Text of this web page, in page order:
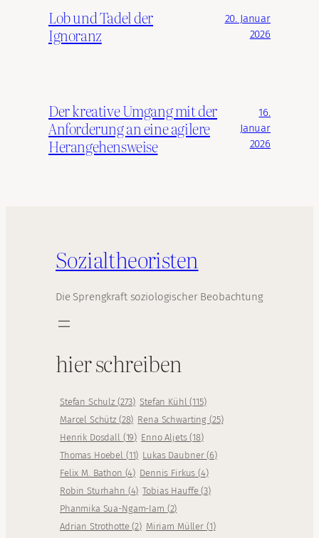
Lob und Tadel der
Ignoranz
20. Januar
2026
Der kreative Umgang mit der
Anforderung an eine agilere
Herangehensweise
16.
Januar
2026
Sozialtheoristen
Die Sprengkraft soziologischer Beobachtung
hier schreiben
Stefan Schulz (273) Stefan Kühl(115)
Marcel Schütz (28) Rena Schwarting (25)
Henrik Dosdall (19) Enno Aljets(18)
Thomas Hoebel (11) Lukas Daubner(6)
Felix M. Bathon (4) Dennis Firkus(4)
Robin Sturhahn (4) Tobias Hauffe(3)
Phanmika Sua-Ngam-Iam (2)
Adrian Strothotte(2) Miriam Müller (1)